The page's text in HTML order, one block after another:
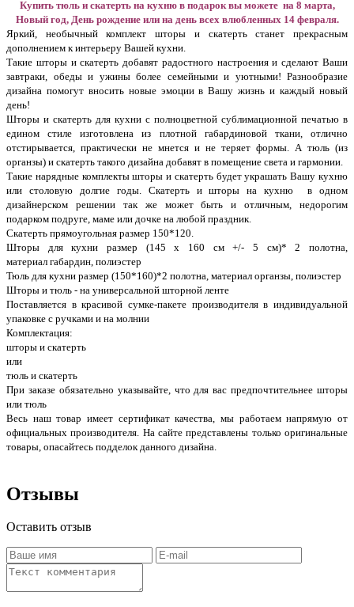
Купить тюль и скатерть на кухню в подарок вы можете на 8 марта,
Новый год, День рождение или на день всех влюбленных 14 февраля.
Яркий, необычный комплект шторы и скатерть станет прекрасным
дополнением к интерьеру Вашей кухни.
Такие шторы и скатерть добавят радостного настроения и сделают Ваши
завтраки, обеды и ужины более семейными и уютными! Разнообразие
дизайна помогут вносить новые эмоции в Вашу жизнь и каждый новый
день!
Шторы и скатерть для кухни с полноцветной сублимационной печатью в
едином стиле изготовлена из плотной габардиновой ткани, отлично
отстирывается, практически не мнется и не теряет формы. А тюль (из
органзы) и скатерть такого дизайна добавят в помещение света и гармонии.
Такие нарядные комплекты шторы и скатерть будет украшать Вашу кухню
или столовую долгие годы. Скатерть и шторы на кухню в одном
дизайнерском решении так же может быть и отличным, недорогим
подарком подруге, маме или дочке на любой праздник.
Скатерть прямоугольная размер 150*120.
Шторы для кухни размер (145 x 160 см +/- 5 см)* 2 полотна,
материал габардин, полиэстер
Тюль для кухни размер (150*160)*2 полотна, материал органзы, полиэстер
Шторы и тюль - на универсальной шторной ленте
Поставляется в красивой сумке-пакете производителя в индивидуальной
упаковке с ручками и на молнии
Комплектация:
шторы и скатерть
или
тюль и скатерть
При заказе обязательно указывайте, что для вас предпочтительнее шторы
или тюль
Весь наш товар имеет сертификат качества, мы работаем напрямую от
официальных производителя. На сайте представлены только оригинальные
товары, опасайтесь подделок данного дизайна.
Отзывы
Оставить отзыв